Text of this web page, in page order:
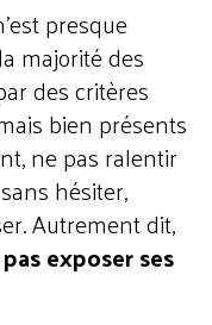
presque
majorité des
des critères
bien présents
ne pas ralentir
hésiter,
Autrement dit,
exposer ses